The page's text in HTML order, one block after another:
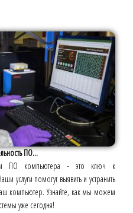
ПО...
ПО компьютера - это ключ к
услуги помогут выявить и устранить
компьютер. Узнайте, как мы можем
уже сегодня!